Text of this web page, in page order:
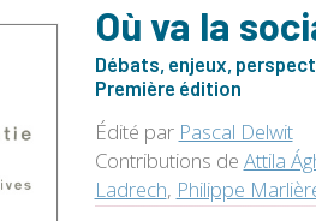
Où va la
Débats, enjeux,
Première édition
Édité par Pascal Delwit
Contributions de Attila
Ladrech, Philippe